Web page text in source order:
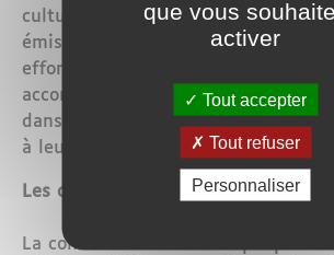
culture et de la religion
émission du programme mettra en
efforts déployés par le Conseil
accompagner les Marocains vivant
dans leur pratique religieuse et
à leur culture d'origine.
Les défis et les enjeux :
La cohabitation avec des peuples
que vous
activer
Tout accepter
Tout refuser
Personnaliser